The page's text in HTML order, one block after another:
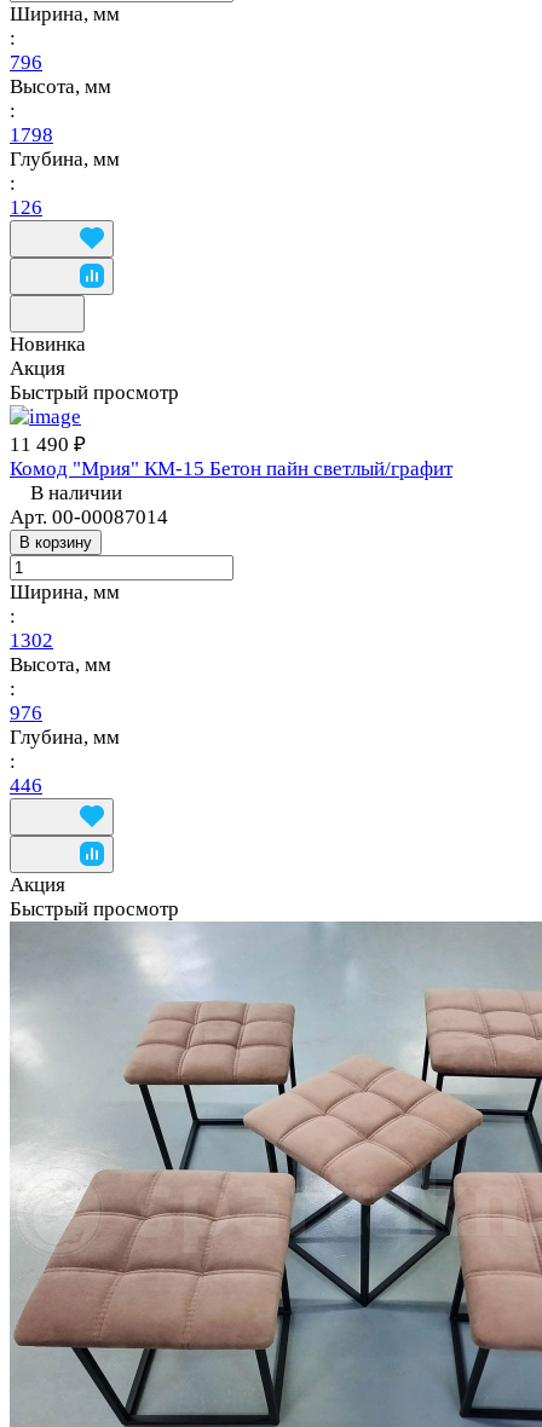
Ширина, мм
:
796
Высота, мм
:
1798
Глубина, мм
:
126
Новинка
Акция
Быстрый просмотр
11 490 ₽
Комод "Мрия" КМ-15 Бетон пайн светлый/графит
В наличии
Арт. 00-00087014
В корзину
Ширина, мм
:
1302
Высота, мм
:
976
Глубина, мм
:
446
Акция
Быстрый просмотр